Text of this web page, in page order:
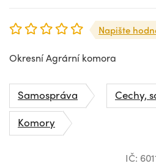
Napište
Okresní Agrární komora
Samospráva
Cechy,
Komory
IČ: